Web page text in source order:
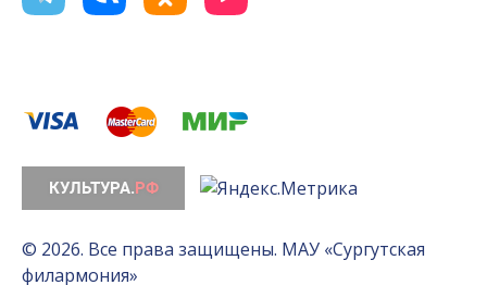
© 2026. Все права защищены. МАУ «Сургутская
филармония»